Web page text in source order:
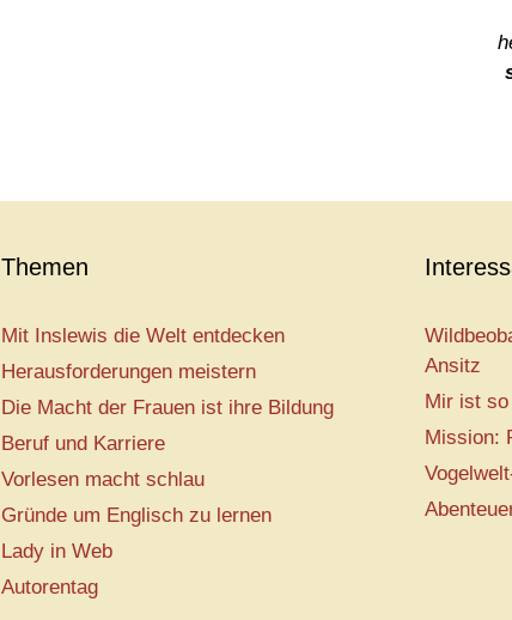
Themen
Mit Inslewis die Welt entdecken
Herausforderungen meistern
Die Macht der Frauen ist ihre Bildung
Beruf und Karriere
Vorlesen macht schlau
Gründe um Englisch zu lernen
Lady in Web
Autorentag
Ansitz
Mir ist
Mission: